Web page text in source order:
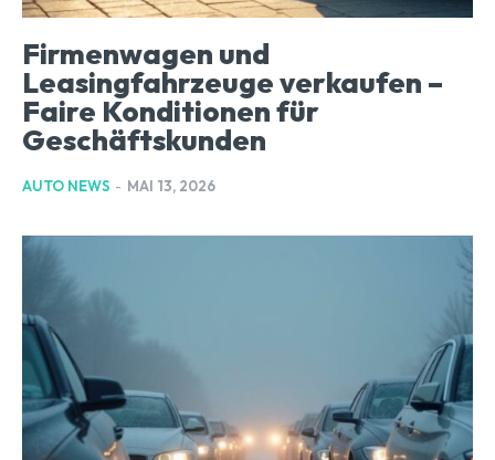
Firmenwagen und
Leasingfahrzeuge verkaufen –
Faire Konditionen für
Geschäftskunden
AUTO NEWS - MAI 13, 2026